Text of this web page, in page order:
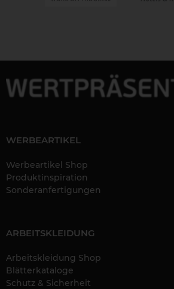
WERBEARTIKEL
Werbeartikel Shop
Produktinspiration
Sonderanfertigungen
ARBEITSKLEIDUNG
Arbeitskleidung Shop
Blätterkataloge
Schutz & Sicherheit